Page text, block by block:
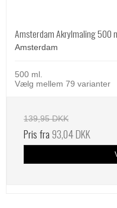
Amsterdam Akrylmaling 500
Amsterdam
500 ml.
Vælg mellem 79 varianter
139,95 DKK
Pris fra93,04 DKK